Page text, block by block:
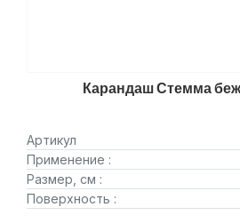
Карандаш Стемма
Артикул
Применение :
Размер, см :
Поверхность :